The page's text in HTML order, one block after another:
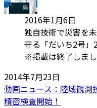
2016年1月6日
独自技術で災害を
守る「だいち2号」
※掲載は終了しまし
2014年7月23日
動画ニュース：陸域観測
精密検査開始！